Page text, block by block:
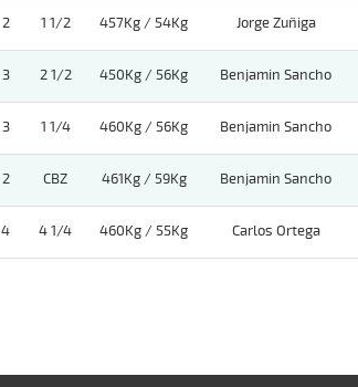
2 1 1/2 457Kg / 54Kg Jorge Zuñiga
3 2 1/2 450Kg / 56Kg Benjamin Sancho
3 1 1/4 460Kg / 56Kg Benjamin Sancho
2 CBZ 461Kg / 59Kg Benjamin Sancho
4 4 1/4 460Kg / 55Kg Carlos Ortega